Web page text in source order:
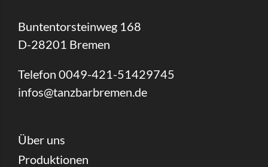
Buntentorsteinweg 168
D-28201 Bremen
Telefon 0049-421-51429745
infos@tanzbarbremen.de
Über uns
Produktionen